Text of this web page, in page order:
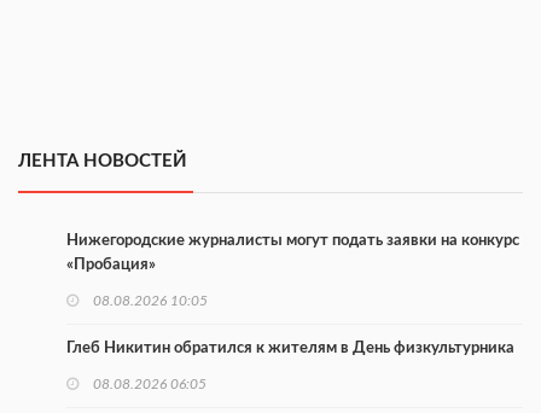
ЛЕНТА НОВОСТЕЙ
Нижегородские журналисты могут подать заявки на конкурс
«Пробация»
08.08.2026 10:05
Глеб Никитин обратился к жителям в День физкультурника
08.08.2026 06:05